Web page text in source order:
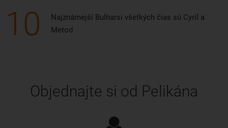
10
Najznámejší Bulharsi všetkých čias sú Cyril a
Metod
Objednajte si od Pelikána